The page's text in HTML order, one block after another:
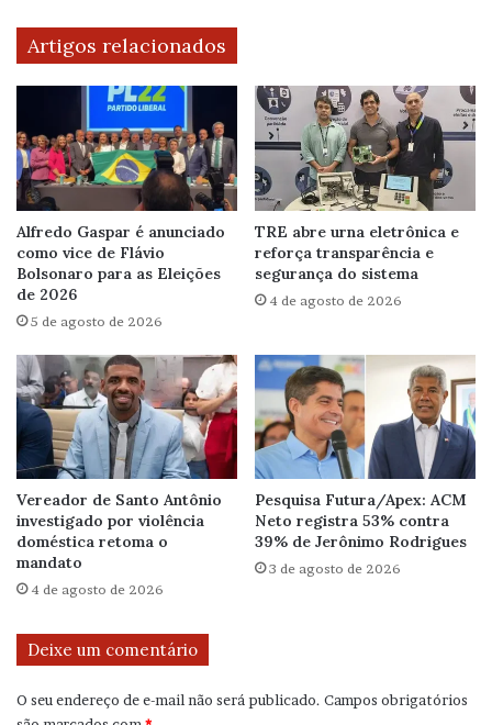
Artigos relacionados
Alfredo Gaspar é anunciado
como vice de Flávio
Bolsonaro para as Eleições
de 2026
5 de agosto de 2026
TRE abre urna eletrônica e
reforça transparência e
segurança do sistema
4 de agosto de 2026
Vereador de Santo Antônio
investigado por violência
doméstica retoma o
mandato
4 de agosto de 2026
Pesquisa Futura/Apex: ACM
Neto registra 53% contra
39% de Jerônimo Rodrigues
3 de agosto de 2026
Deixe um comentário
O seu endereço de e-mail não será publicado. Campos obrigatórios